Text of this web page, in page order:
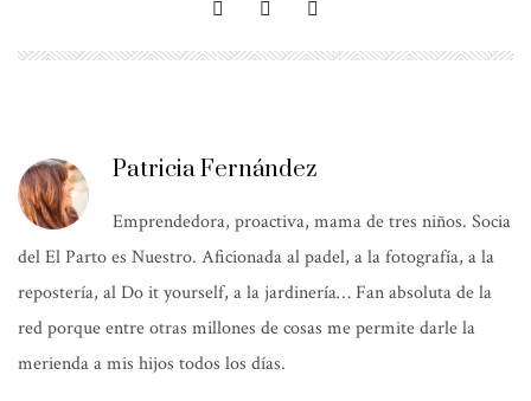
Patricia Fernández
Emprendedora, proactiva, mama de tres niños. Socia
del El Parto es Nuestro. Aficionada al padel, a la fotografía, a la
repostería, al Do it yourself, a la jardinería… Fan absoluta de la
red porque entre otras millones de cosas me permite darle la
merienda a mis hijos todos los días.